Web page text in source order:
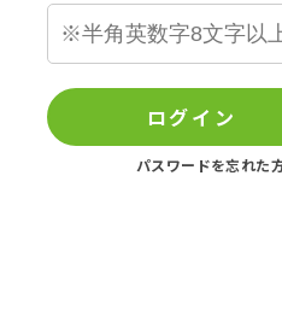
ログイン
パスワードを忘れた